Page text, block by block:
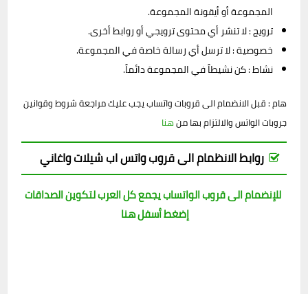
المجموعة أو أيقونة المجموعة.
ترويج : لا تنشر أي محتوى ترويجي أو روابط أخرى.
خصوصية : لا ترسل أي رسالة خاصة في المجموعة.
نشاط : كن نشيطاً في المجموعة دائماً.
هام : قبل الانضمام الى قروبات واتساب يجب عليك مراجعة شروط وقوانين
جروبات الواتس والالتزام بها منهنا
روابط الانظمام الى قروب واتس اب شيلات واغاني
للإنضمام الى قروب الواتساب يجمع كل العرب لتكوين الصداقات
إضغط أسفل هنا